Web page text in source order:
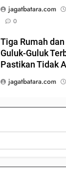
jagatbatara.com
0
Tiga Rumah
Guluk-Guluk
Pastikan Tidak
jagatbatara.com